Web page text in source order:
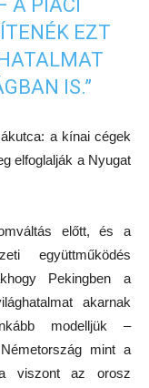
A PIACI
EZT
IS.”
a kínai cégek
elfoglalják a Nyugat
előtt, és a
együttműködés
Pekingben a
akarnak
modelljük –
mint a
viszont az orosz